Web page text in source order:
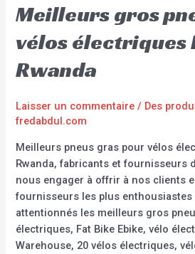
Meilleurs gros
vélos électriques
Rwanda
Laisser un commentaire / Des
fredabdul.com
Meilleurs pneus gras pour vélos
Rwanda, fabricants et fournisseurs
nous engager à offrir à nos clients
fournisseurs les plus enthousiastes
attentionnés les meilleurs gros
électriques, Fat Bike Ebike, vélo
Warehouse, 20 vélos électriques,